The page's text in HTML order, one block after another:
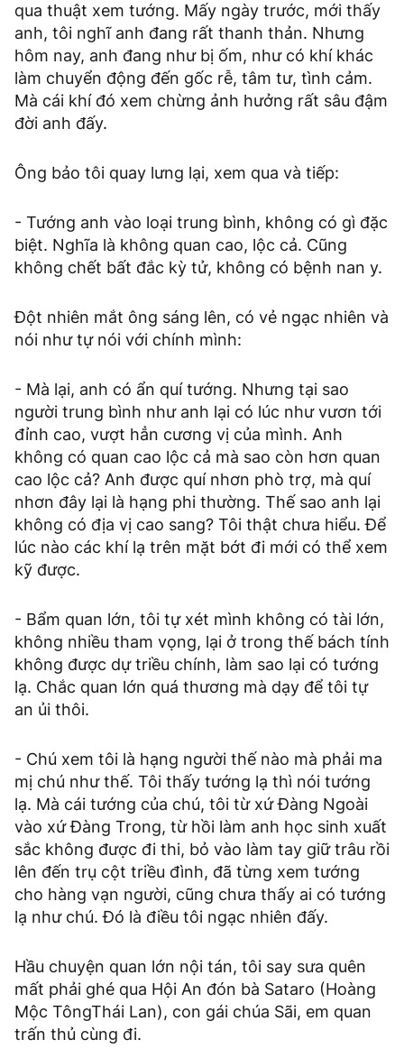
qua thuật xem tướng. Mấy ngày trước, mới thấy
anh, tôi nghĩ anh đang rất thanh thản. Nhưng
hôm nay, anh đang như bị ốm, như có khí khác
làm chuyển động đến gốc rễ, tâm tư, tình cảm.
Mà cái khí đó xem chừng ảnh hưởng rất sâu đậm
đời anh đấy.
Ông bảo tôi quay lưng lại, xem qua và tiếp:
- Tướng anh vào loại trung bình, không có gì đặc
biệt. Nghĩa là không quan cao, lộc cả. Cũng
không chết bất đắc kỳ tử, không có bệnh nan y.
Đột nhiên mắt ông sáng lên, có vẻ ngạc nhiên và
nói như tự nói với chính mình:
- Mà lại, anh có ẩn quí tướng. Nhưng tại sao
người trung bình như anh lại có lúc như vươn tới
đỉnh cao, vượt hẳn cương vị của mình. Anh
không có quan cao lộc cả mà sao còn hơn quan
cao lộc cả? Anh được quí nhơn phò trợ, mà quí
nhơn đây lại là hạng phi thường. Thế sao anh lại
không có địa vị cao sang? Tôi thật chưa hiểu. Để
lúc nào các khí lạ trên mặt bớt đi mới có thể xem
kỹ được.
- Bẩm quan lớn, tôi tự xét mình không có tài lớn,
không nhiều tham vọng, lại ở trong thế bách tính
không được dự triều chính, làm sao lại có tướng
lạ. Chắc quan lớn quá thương mà dạy để tôi tự
an ủi thôi.
- Chú xem tôi là hạng người thế nào mà phải ma
mị chú như thế. Tôi thấy tướng lạ thì nói tướng
lạ. Mà cái tướng của chú, tôi từ xứ Đàng Ngoài
vào xứ Đàng Trong, từ hồi làm anh học sinh xuất
sắc không được đi thi, bỏ vào làm tay giữ trâu rồi
lên đến trụ cột triều đình, đã từng xem tướng
cho hàng vạn người, cũng chưa thấy ai có tướng
lạ như chú. Đó là điều tôi ngạc nhiên đấy.
Hầu chuyện quan lớn nội tán, tôi say sưa quên
mất phải ghé qua Hội An đón bà Sataro (Hoàng
Mộc TôngThái Lan), con gái chúa Sãi, em quan
trấn thủ cùng đi.